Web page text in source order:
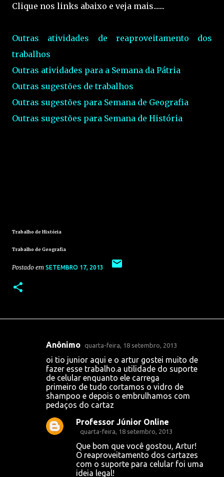
Clique nos links abaixo e veja mais.......
Outras atividades de reaproveitamento dos
trabalhos
Outras atividades para a Semana da Pátria
Outras sugestões de trabalhos
Outras sugestões para Semana de Geografia
Outras sugestões para Semana de História
Trabalho de História
Trabalho de Geografia
Postado em SETEMBRO 17, 2013
Anônimo quarta-feira, 18 setembro, 2013
oi tio junior aqui e o artur gostei muito de
fazer esse trabalho.a utilidade do suporte
de celular enquanto ele carrega
primeiro de tudo cortamos o vidro de
shampoo e depois o embrulhamos com
pedaços do cartaz
Professor Júnior Online
quarta-feira, 18 setembro, 2013
Que bom que você gostou, Artur!
O reaproveitamento dos cartazes
com o suporte para celular foi uma
ideia legal!